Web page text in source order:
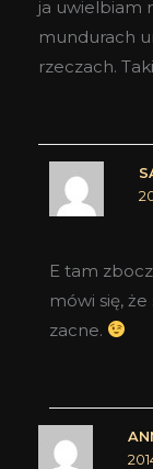
ja uwielbiam
mundurach
rzeczach.
E tam
mówi się,
zacne.